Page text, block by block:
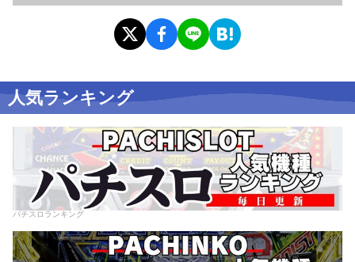
人気ランキング
パチスロランキング